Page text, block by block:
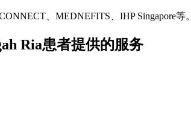
、MEDNEFITS、IHP Singapore等。
Ria患者提供的服务